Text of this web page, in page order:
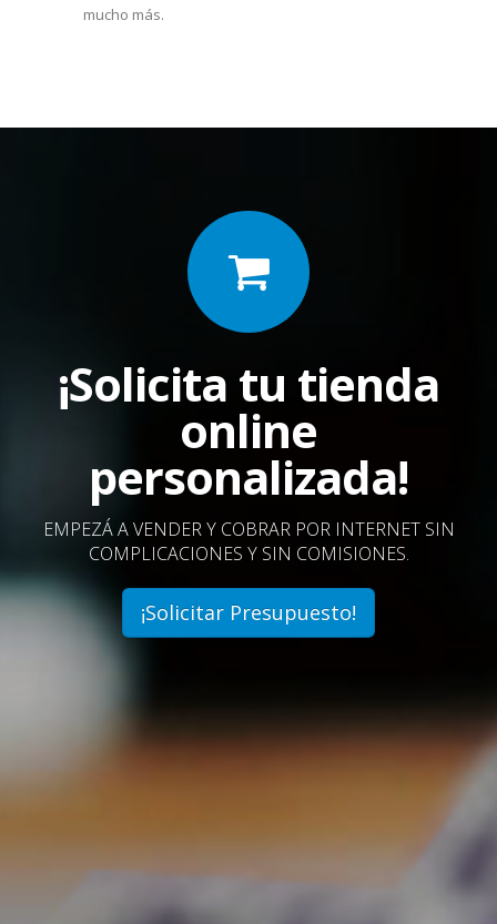
mucho más.
¡Solicita tu tienda
online
personalizada!
EMPEZÁ A VENDER Y COBRAR POR INTERNET SIN
COMPLICACIONES Y SIN COMISIONES.
¡Solicitar Presupuesto!